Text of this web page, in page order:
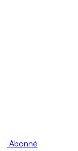
Abonné